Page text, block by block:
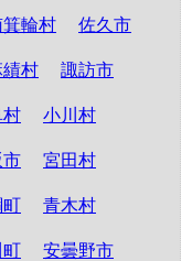
箕輪村 佐久市
績村 諏訪市
村 小川村
市 宮田村
町 青木村
町 安曇野市